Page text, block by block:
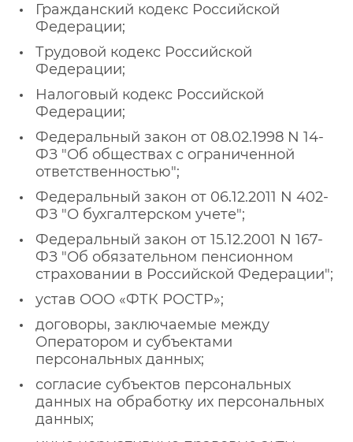
Гражданский кодекс Российской
Федерации;
Трудовой кодекс Российской
Федерации;
Налоговый кодекс Российской
Федерации;
Федеральный закон от 08.02.1998 N 14-
ФЗ "Об обществах с ограниченной
ответственностью";
Федеральный закон от 06.12.2011 N 402-
ФЗ "О бухгалтерском учете";
Федеральный закон от 15.12.2001 N 167-
ФЗ "Об обязательном пенсионном
страховании в Российской Федерации";
устав ООО «ФТК РОСТР»;
договоры, заключаемые между
Оператором и субъектами
персональных данных;
согласие субъектов персональных
данных на обработку их персональных
данных;